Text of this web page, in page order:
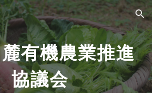
Skip to navigation
有機農業推進
協議会